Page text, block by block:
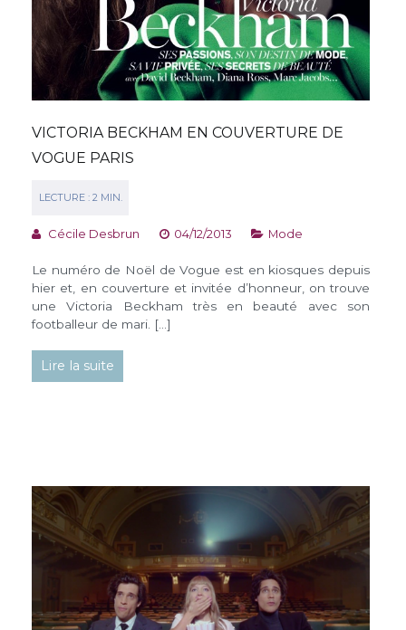
VICTORIA BECKHAM EN COUVERTURE DE
VOGUE PARIS
Cécile Desbrun 04/12/2013 Mode
Le numéro de Noël de Vogue est en kiosques depuis
hier et, en couverture et invitée d’honneur, on trouve
une Victoria Beckham très en beauté avec son
footballeur de mari. […]
Lire la suite